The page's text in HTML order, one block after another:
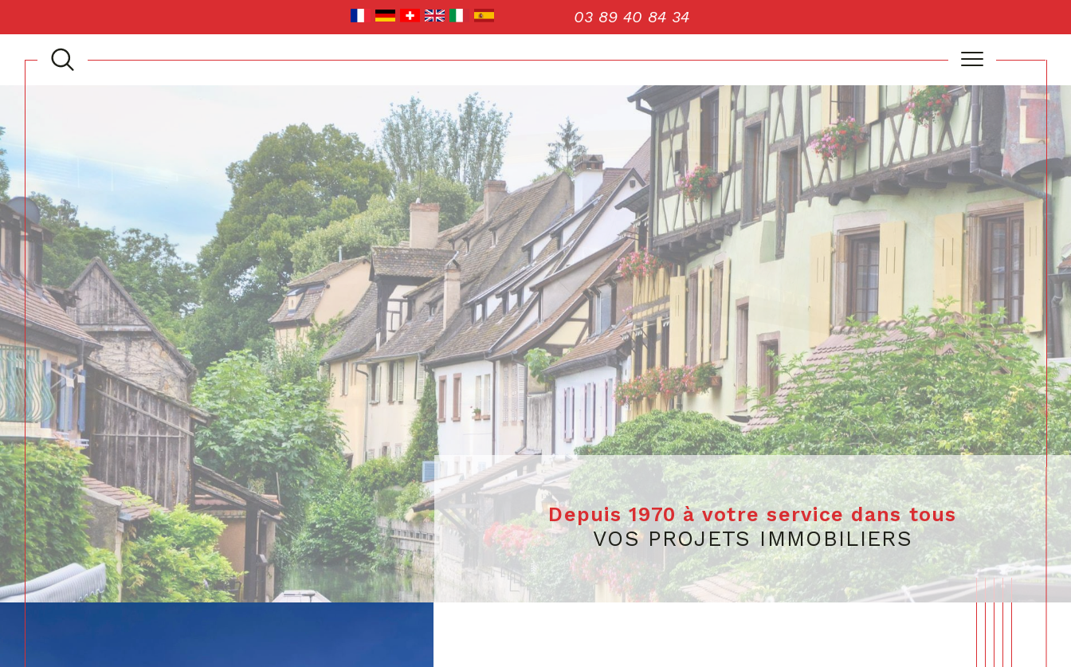
03 89 40 84 34
de l'ancien
du neuf
de l'immo pro
Louer
à l'année
de l'immo pro
Estimer
BUDGET Filtrer
Réinitialiser les filtres
Depuis 1970 à votre service dans tous
VOS PROJETS IMMOBILIERS